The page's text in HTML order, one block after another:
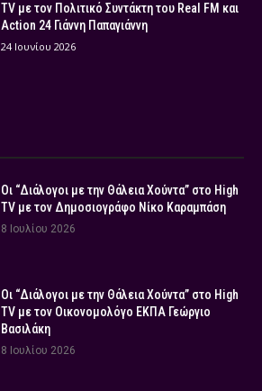
TV με τον Πολιτικό Συντάκτη του Real FM και
Action 24 Γιάννη Παπαγιάννη
24 Ιουνίου 2026
Οι “Διάλογοι με την Θάλεια Χούντα” στο High
TV με τον Δημοσιογράφο Νίκο Καραμπάση
8 Ιουλίου 2026
Οι “Διάλογοι με την Θάλεια Χούντα” στο High
TV με τον Οικονομολόγο ΕΚΠΑ Γεώργιο
Βασιλάκη
8 Ιουλίου 2026